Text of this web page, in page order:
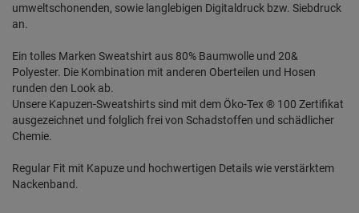
umweltschonenden, sowie langlebigen Digitaldruck bzw. Siebdruck
an.
Ein tolles Marken Sweatshirt aus 80% Baumwolle und 20&
Polyester. Die Kombination mit anderen Oberteilen und Hosen
runden den Look ab.
Unsere Kapuzen-Sweatshirts sind mit dem Öko-Tex ® 100 Zertifikat
ausgezeichnet und folglich frei von Schadstoffen und schädlicher
Chemie.
Regular Fit mit Kapuze und hochwertigen Details wie verstärktem
Nackenband.